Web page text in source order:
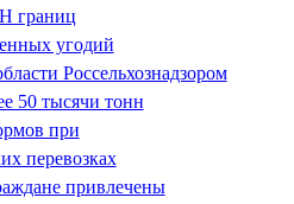
границ
угодий
Россельхознадзором
50 тысячи тонн
при
перевозках
привлечены